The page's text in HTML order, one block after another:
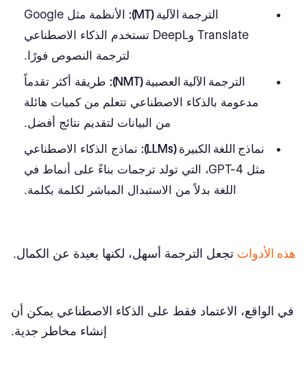
الترجمة الآلية (MT):
الأنظمة مثل Google
Translate وDeepL تستخدم الذكاء الاصطناعي
لترجمة النصوص فورًا.
الترجمة الآلية العصبية (NMT):
طريقة أكثر تقدماً
مدعومة بالذكاء الاصطناعي تتعلم من كميات هائلة
من البيانات لتقديم نتائج أفضل.
نماذج اللغة الكبيرة (LLMs):
نماذج الذكاء الاصطناعي
مثل GPT-4، التي تولد ترجمات بناءً على أنماط في
اللغة بدلاً من الاستبدال المباشر لكلمة بكلمة.
هذه الأدوات تجعل الترجمة أسهل، لكنها بعيدة عن الكمال.
في الواقع، الاعتماد فقط على الذكاء الاصطناعي يمكن أن
إنشاء مخاطر جدية.